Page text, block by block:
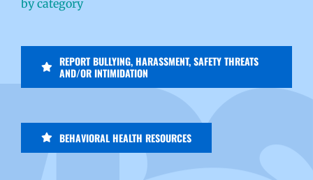
by category
REPORT BULLYING, HARASSMENT, SAFETY THREATS
AND/OR INTIMIDATION
BEHAVIORAL HEALTH RESOURCES